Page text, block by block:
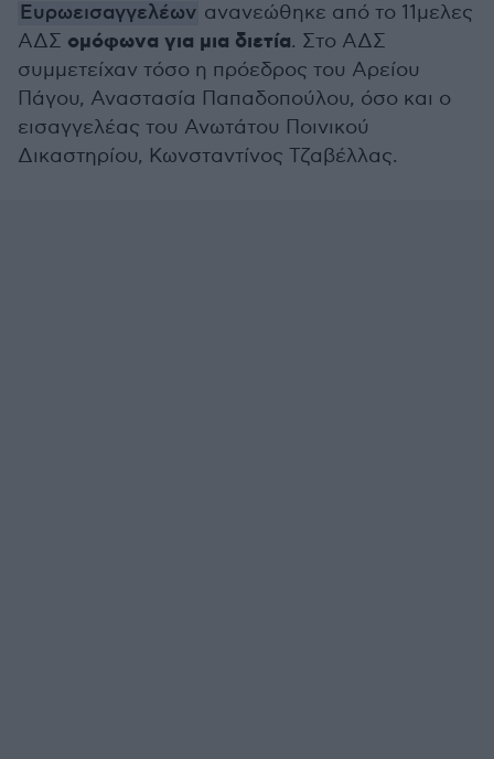
Ευρωεισαγγελέων ανανεώθηκε από το 11μελες
ΑΔΣ ομόφωνα για μια διετία. Στο ΑΔΣ
συμμετείχαν τόσο η πρόεδρος του Αρείου
Πάγου, Αναστασία Παπαδοπούλου, όσο και ο
εισαγγελέας του Ανωτάτου Ποινικού
Δικαστηρίου, Κωνσταντίνος Τζαβέλλας.